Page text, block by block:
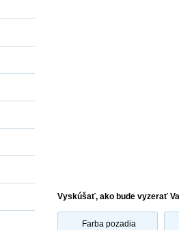
Vyskúšať, ako bude vyzerať
Farba pozadia